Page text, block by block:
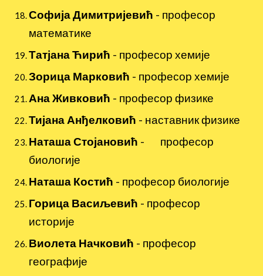
Софија Димитријевић - професор
математике
Татјана Ћирић - професор хемије
Зорица Марковић - професор хемије
Ана Живковић - професор физике
Тијана Анђелковић - наставник физике
Наташа Стојановић -
професор
биологије
Наташа Костић - професор биологије
Горица Васиљевић - професор
историје
Виолета Начковић - професор
географије